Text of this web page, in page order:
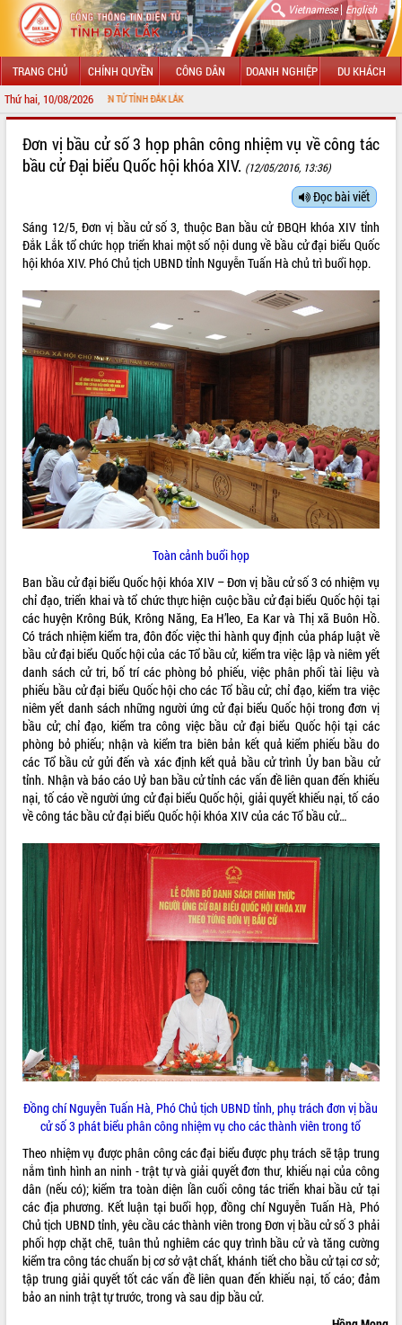
Vietnamese| English
TRANG CHỦ CHÍNH QUYỀN CÔNG DÂN DOANH NGHIỆP DU KHÁCH
Thứ hai, 10/08/2026
TIN ĐIỆN TỬ TỈNH ĐẮK LẮK
LÃNH ĐẠO UBND TỈNH
SỞ, BAN, NGÀNH
THÔNG TIN CHỈ ĐẠO ĐIỀU HÀNH
HỆ THỐNG VĂN BẢN
VĂN BẢN HĐND TỈNH
ĐIỂM TIN VĂN BẢN
QUY HOẠCH - KẾ HOẠCH
Không có file video nào để phát.
ALBUM ẢNH
LIÊN KẾT WEB
THỐNG KÊ TRUY CẬP
Hôm nay:
26960
Tất cả:
66140074
Đơn vị bầu cử số 3 họp phân công nhiệm vụ về công tác
bầu cử Đại biểu Quốc hội khóa XIV. (12/05/2016, 13:36)
Đọc bài viết
Sáng 12/5, Đơn vị bầu cử số 3, thuộc Ban bầu cử ĐBQH khóa XIV tỉnh
Đắk Lắk tổ chức họp triển khai một số nội dung về bầu cử đại biểu Quốc
hội khóa XIV. Phó Chủ tịch UBND tỉnh Nguyễn Tuấn Hà chủ trì buổi họp.
Toàn cảnh buổi họp
Ban bầu cử đại biểu Quốc hội khóa XIV – Đơn vị bầu cử số 3 có nhiệm vụ
chỉ đạo, triển khai và tổ chức thực hiện cuộc bầu cử đại biểu Quốc hội tại
các huyện Krông Búk, Krông Năng, Ea H’leo, Ea Kar và Thị xã Buôn Hồ.
Có trách nhiệm kiểm tra, đôn đốc việc thi hành quy định của pháp luật về
bầu cử đại biểu Quốc hội của các Tổ bầu cử, kiểm tra việc lập và niêm yết
danh sách cử tri, bố trí các phòng bỏ phiếu, việc phân phối tài liệu và
phiếu bầu cử đại biểu Quốc hội cho các Tổ bầu cử; chỉ đạo, kiểm tra việc
niêm yết danh sách những người ứng cử đại biểu Quốc hội trong đơn vị
bầu cử; chỉ đạo, kiểm tra công việc bầu cử đại biểu Quốc hội tại các
phòng bỏ phiếu; nhận và kiểm tra biên bản kết quả kiểm phiếu bầu do
các Tổ bầu cử gửi đến và xác định kết quả bầu cử trình Ủy ban bầu cử
tỉnh. Nhận và báo cáo Uỷ ban bầu cử tỉnh các vấn đề liên quan đến khiếu
nại, tố cáo về người ứng cử đại biểu Quốc hội, giải quyết khiếu nại, tố cáo
về công tác bầu cử đại biểu Quốc hội khóa XIV của các Tổ bầu cử…
Đồng chí Nguyễn Tuấn Hà, Phó Chủ tịch UBND tỉnh, phụ trách đơn vị bầu
cử số 3 phát biểu phân công nhiệm vụ cho các thành viên trong tổ
Theo nhiệm vụ được phân công các đại biểu được phụ trách sẽ tập trung
nắm tình hình an ninh - trật tự và giải quyết đơn thư, khiếu nại của công
dân (nếu có); kiểm tra toàn diện lần cuối công tác triển khai bầu cử tại
các địa phương. Kết luận tại buổi họp, đồng chí Nguyễn Tuấn Hà, Phó
Chủ tịch UBND tỉnh, yêu cầu các thành viên trong Đơn vị bầu cử số 3 phải
phối hợp chặt chẽ, tuân thủ nghiêm các quy trình bầu cử và tăng cường
kiểm tra công tác chuẩn bị cơ sở vật chất, khánh tiết cho bầu cử tại cơ sở;
tập trung giải quyết tốt các vấn đề liên quan đến khiếu nại, tố cáo; đảm
bảo an ninh trật tự trước, trong và sau dịp bầu cử.